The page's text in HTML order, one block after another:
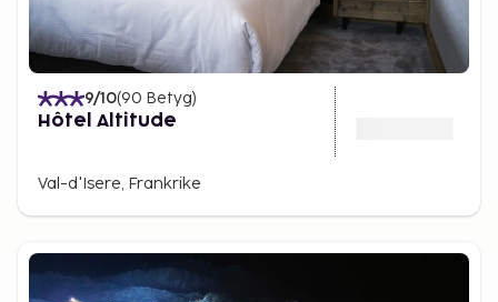
9/10(90 Betyg)
Hôtel Altitude
Val-d'Isere, Frankrike